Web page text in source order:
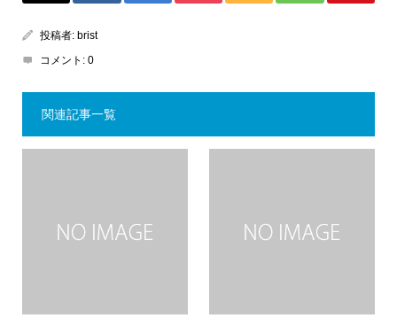
投稿者: brist
コメント: 0
関連記事一覧